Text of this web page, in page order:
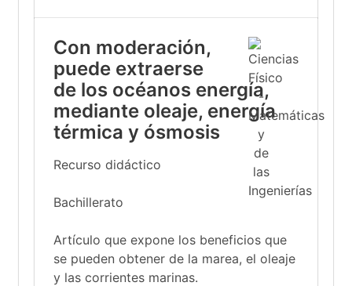
Con moderación,
puede extraerse
de los océanos energía,
mediante oleaje, energía
térmica y ósmosis
Recurso didáctico
Bachillerato
Artículo que expone los beneficios que
se pueden obtener de la marea, el oleaje
y las corrientes marinas.